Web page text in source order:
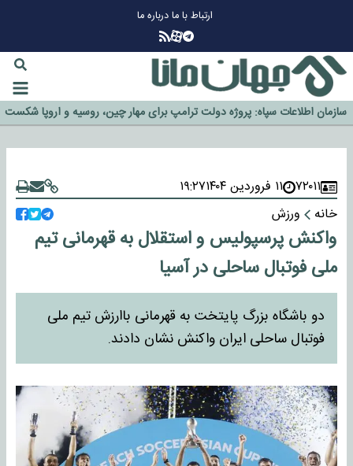
ارتباط با مادرباره ما
گزینه جدایی اوسمار روی میز مدیران پرسپولیس
آیا رئیس جمهور آمریکا قانون را دور می‌زند؟
اخراج رسمی چهره نامدار از پرسپولیس
سازمان اطلاعات سپاه: پروژه دولت ترامپ برای مهار چین، روسیه و اروپا شکست
خورد
۷۲۰۱۱ ۱۱ فروردین ۱۴۰۴
۱۹:۲۷
خانه
ورزش
واکنش پرسپولیس و استقلال به قهرمانی تیم
ملی فوتبال ساحلی در آسیا
دو باشگاه بزرگ پایتخت به قهرمانی باارزش تیم ملی
فوتبال ساحلی ایران واکنش نشان دادند.